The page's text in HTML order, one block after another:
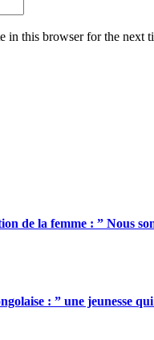
in this browser for the next
de la femme : ” Nous
: ” une jeunesse